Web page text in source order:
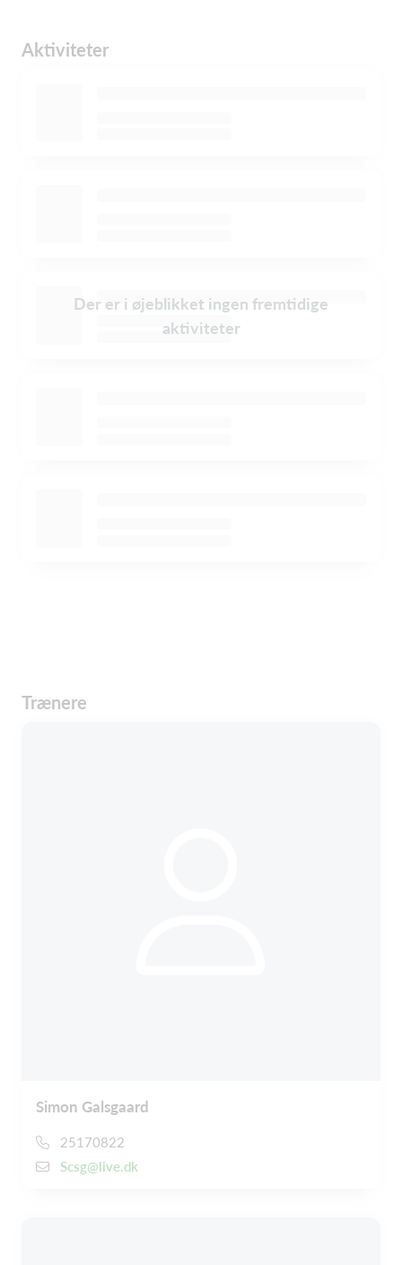
Aktiviteter
Der er i øjeblikket ingen fremtidige
aktiviteter
Trænere
Simon Galsgaard
25170822
Scsg@live.dk